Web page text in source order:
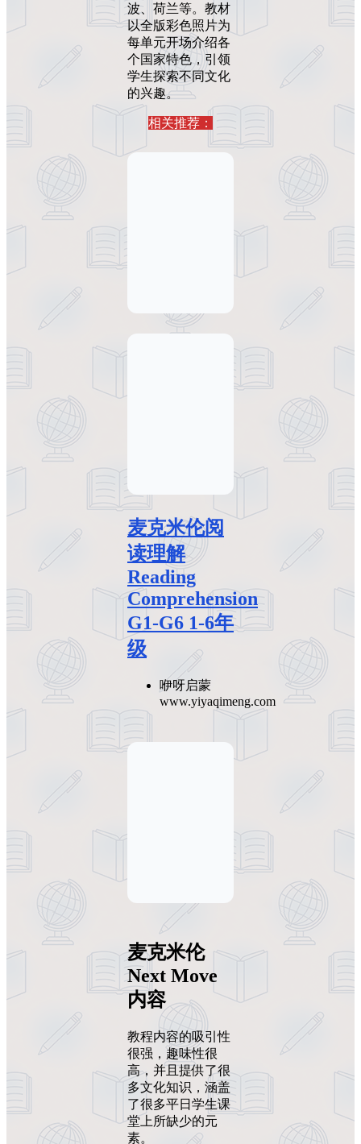
波、荷兰等。教材
以全版彩色照片为
每单元开场介绍各
个国家特色，引领
学生探索不同文化
的兴趣。
相关推荐：
麦克米伦阅
读理解
Reading
Comprehension
G1-G6 1-6年
级
咿呀启蒙
www.yiyaqimeng.com
麦克米伦
Next Move
内容
教程内容的吸引性
很强，趣味性很
高，并且提供了很
多文化知识，涵盖
了很多平日学生课
堂上所缺少的元
素。